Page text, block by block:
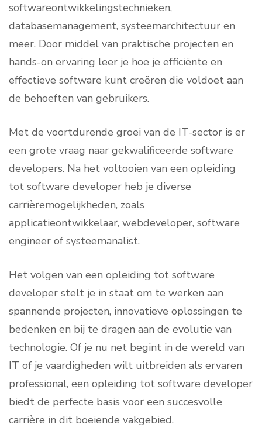
softwareontwikkelingstechnieken,
databasemanagement, systeemarchitectuur en
meer. Door middel van praktische projecten en
hands-on ervaring leer je hoe je efficiënte en
effectieve software kunt creëren die voldoet aan
de behoeften van gebruikers.
Met de voortdurende groei van de IT-sector is er
een grote vraag naar gekwalificeerde software
developers. Na het voltooien van een opleiding
tot software developer heb je diverse
carrièremogelijkheden, zoals
applicatieontwikkelaar, webdeveloper, software
engineer of systeemanalist.
Het volgen van een opleiding tot software
developer stelt je in staat om te werken aan
spannende projecten, innovatieve oplossingen te
bedenken en bij te dragen aan de evolutie van
technologie. Of je nu net begint in de wereld van
IT of je vaardigheden wilt uitbreiden als ervaren
professional, een opleiding tot software developer
biedt de perfecte basis voor een succesvolle
carrière in dit boeiende vakgebied.